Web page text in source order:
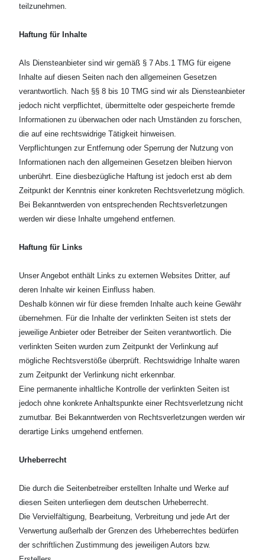
teilzunehmen.
Haftung für Inhalte
Als Diensteanbieter sind wir gemäß § 7 Abs.1 TMG für eigene
Inhalte auf diesen Seiten nach den allgemeinen Gesetzen
verantwortlich. Nach §§ 8 bis 10 TMG sind wir als Diensteanbieter
jedoch nicht verpflichtet, übermittelte oder gespeicherte fremde
Informationen zu überwachen oder nach Umständen zu forschen,
die auf eine rechtswidrige Tätigkeit hinweisen.
Verpflichtungen zur Entfernung oder Sperrung der Nutzung von
Informationen nach den allgemeinen Gesetzen bleiben hiervon
unberührt. Eine diesbezügliche Haftung ist jedoch erst ab dem
Zeitpunkt der Kenntnis einer konkreten Rechtsverletzung möglich.
Bei Bekanntwerden von entsprechenden Rechtsverletzungen
werden wir diese Inhalte umgehend entfernen.
Haftung für Links
Unser Angebot enthält Links zu externen Websites Dritter, auf
deren Inhalte wir keinen Einfluss haben.
Deshalb können wir für diese fremden Inhalte auch keine Gewähr
übernehmen. Für die Inhalte der verlinkten Seiten ist stets der
jeweilige Anbieter oder Betreiber der Seiten verantwortlich. Die
verlinkten Seiten wurden zum Zeitpunkt der Verlinkung auf
mögliche Rechtsverstöße überprüft. Rechtswidrige Inhalte waren
zum Zeitpunkt der Verlinkung nicht erkennbar.
Eine permanente inhaltliche Kontrolle der verlinkten Seiten ist
jedoch ohne konkrete Anhaltspunkte einer Rechtsverletzung nicht
zumutbar. Bei Bekanntwerden von Rechtsverletzungen werden wir
derartige Links umgehend entfernen.
Urheberrecht
Die durch die Seitenbetreiber erstellten Inhalte und Werke auf
diesen Seiten unterliegen dem deutschen Urheberrecht.
Die Vervielfältigung, Bearbeitung, Verbreitung und jede Art der
Verwertung außerhalb der Grenzen des Urheberrechtes bedürfen
der schriftlichen Zustimmung des jeweiligen Autors bzw.